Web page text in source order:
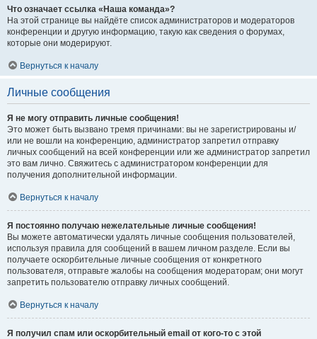
Что означает ссылка «Наша команда»?
На этой странице вы найдёте список администраторов и модераторов
конференции и другую информацию, такую как сведения о форумах,
которые они модерируют.
Вернуться к началу
Личные сообщения
Я не могу отправить личные сообщения!
Это может быть вызвано тремя причинами: вы не зарегистрированы и/
или не вошли на конференцию, администратор запретил отправку
личных сообщений на всей конференции или же администратор запретил
это вам лично. Свяжитесь с администратором конференции для
получения дополнительной информации.
Вернуться к началу
Я постоянно получаю нежелательные личные сообщения!
Вы можете автоматически удалять личные сообщения пользователей,
используя правила для сообщений в вашем личном разделе. Если вы
получаете оскорбительные личные сообщения от конкретного
пользователя, отправьте жалобы на сообщения модераторам; они могут
запретить пользователю отправку личных сообщений.
Вернуться к началу
Я получил спам или оскорбительный email от кого-то с этой